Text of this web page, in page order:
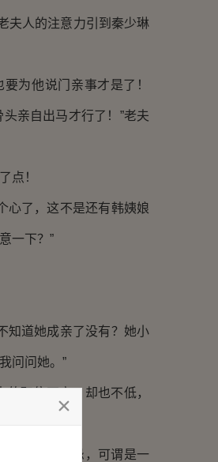
夫人的注意力引到秦少琳
为他说门亲事才是了！
亲自出马才行了！”老夫
点！
了，这不是还有韩姨娘
一下？”
道她成亲了没有？她小
问问她。”
职位不高，却也不低，
必要的猜忌，可谓是一